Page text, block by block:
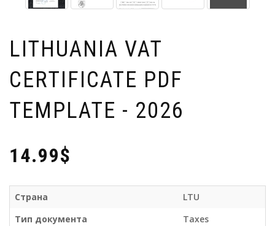
LITHUANIA VAT
CERTIFICATE PDF
TEMPLATE - 2026
14.99$
Страна
LTU
Тип документа
Taxes